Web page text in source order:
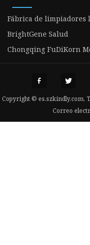
Fábrica de limpiadores
BrightGene Salud
Chongqing FuDiKorn
Copyright © es.szkindly.com,
Correo